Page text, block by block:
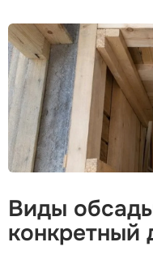
Виды
конкретный